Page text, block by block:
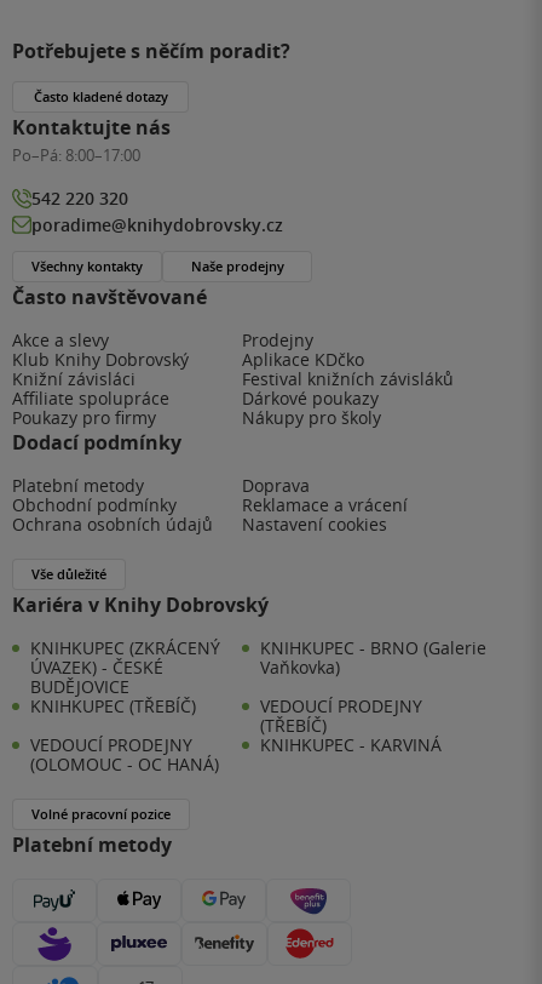
Často navštěvované
Akce a slevy
Prodejny
Klub Knihy Dobrovský
Aplikace KDčko
Knižní závisláci
Festival knižních závisláků
Affiliate spolupráce
Dárkové poukazy
Poukazy pro firmy
Nákupy pro školy
Dodací podmínky
Platební metody
Doprava
Obchodní podmínky
Reklamace a vrácení
Ochrana osobních údajů
Nastavení cookies
Vše důležité
Kariéra v Knihy Dobrovský
KNIHKUPEC (ZKRÁCENÝ
ÚVAZEK) - ČESKÉ
BUDĚJOVICE
KNIHKUPEC - BRNO (Galerie
Vaňkovka)
KNIHKUPEC (TŘEBÍČ)
VEDOUCÍ PRODEJNY
(TŘEBÍČ)
VEDOUCÍ PRODEJNY
(OLOMOUC - OC HANÁ)
KNIHKUPEC - KARVINÁ
Volné pracovní pozice
Platební metody
Potřebujete s něčím poradit?
Často kladené dotazy
Kontaktujte nás
Po–Pá: 8:00–17:00
542 220 320
poradime@knihydobrovsky.cz
Všechny kontakty Naše prodejny